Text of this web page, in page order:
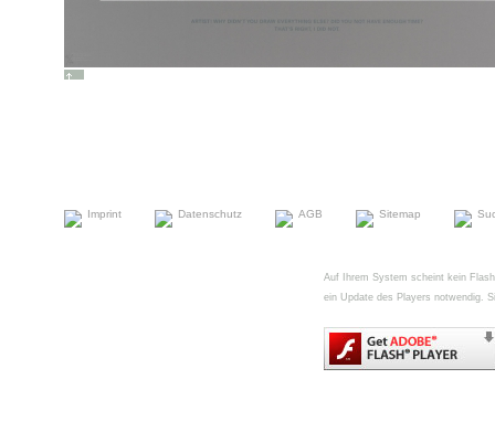
Imprint Datenschutz AGB Sitemap
Auf Ihrem System scheint kein
ein Update des Players notwendig.